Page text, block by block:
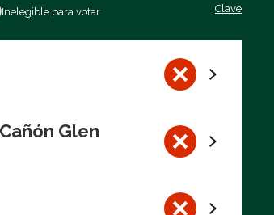
Inelegible para votar Clave
Glen